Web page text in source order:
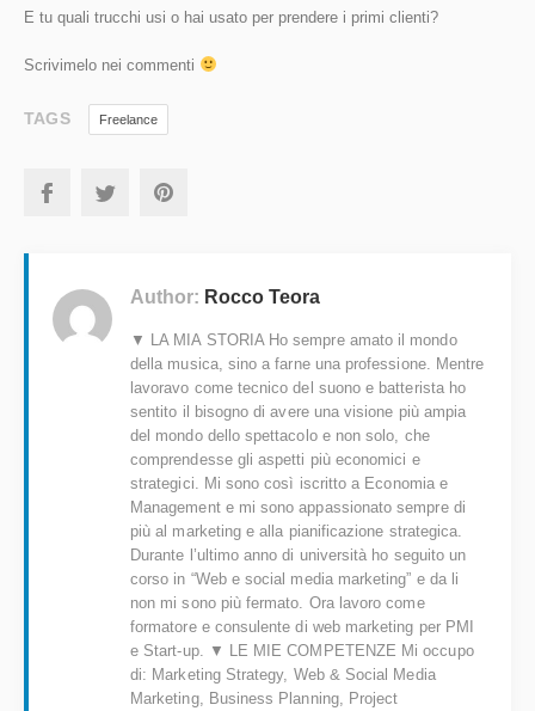
E tu quali trucchi usi o hai usato per prendere i primi clienti?
Scrivimelo nei commenti
TAGS Freelance
Author: Rocco Teora
▼ LA MIA STORIA Ho sempre amato il mondo
della musica, sino a farne una professione. Mentre
lavoravo come tecnico del suono e batterista ho
sentito il bisogno di avere una visione più ampia
del mondo dello spettacolo e non solo, che
comprendesse gli aspetti più economici e
strategici. Mi sono così iscritto a Economia e
Management e mi sono appassionato sempre di
più al marketing e alla pianificazione strategica.
Durante l’ultimo anno di università ho seguito un
corso in “Web e social media marketing” e da li
non mi sono più fermato. Ora lavoro come
formatore e consulente di web marketing per PMI
e Start-up. ▼ LE MIE COMPETENZE Mi occupo
di: Marketing Strategy, Web & Social Media
Marketing, Business Planning, Project